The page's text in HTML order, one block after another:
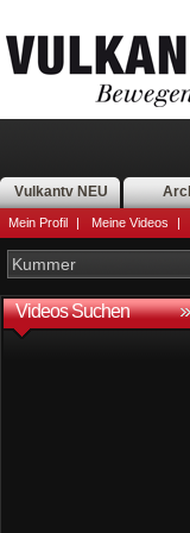
Vulkantv NEU
Mein Profil | Meine Videos |
Videos Suchen